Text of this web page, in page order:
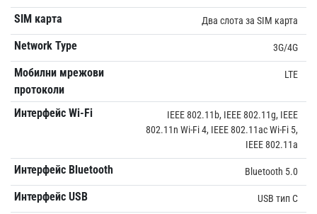
SIM карта Два слота за SIM карта
Network Type 3G/4G
Мобилни мрежови
протоколи
LTE
Интерфейс Wi-Fi
IEEE 802.11b, IEEE 802.11g, IEEE
802.11n Wi-Fi 4, IEEE 802.11ac Wi-Fi 5,
IEEE 802.11a
Интерфейс Bluetooth Bluetooth 5.0
Интерфейс USB USB тип C